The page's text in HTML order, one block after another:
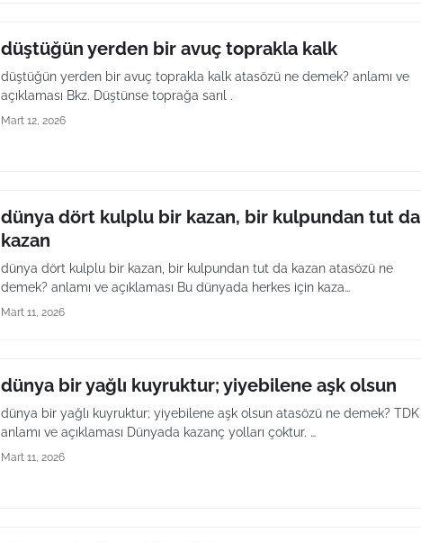
düştüğün yerden bir avuç toprakla kalk
düştüğün yerden bir avuç toprakla kalk atasözü ne demek? anlamı ve
açıklaması Bkz. Düştünse toprağa sarıl .
Mart 12, 2026
dünya dört kulplu bir kazan, bir kulpundan tut da
kazan
dünya dört kulplu bir kazan, bir kulpundan tut da kazan atasözü ne
demek? anlamı ve açıklaması Bu dünyada herkes için kaza…
Mart 11, 2026
dünya bir yağlı kuyruktur; yiyebilene aşk olsun
dünya bir yağlı kuyruktur; yiyebilene aşk olsun atasözü ne demek? TDK
anlamı ve açıklaması Dünyada kazanç yolları çoktur. …
Mart 11, 2026